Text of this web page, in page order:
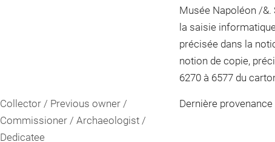
Musée Napoléon /&.
la saisie
précisée dans la
notion de copie,
6270 à 6577 du
Collector / Previous owner /
Commissioner / Archaeologist /
Dedicatee
Dernière provenance